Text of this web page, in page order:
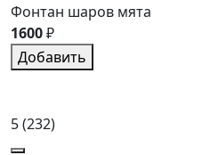
Фонтан шаров мята
1600₽
Добавить
5(232)